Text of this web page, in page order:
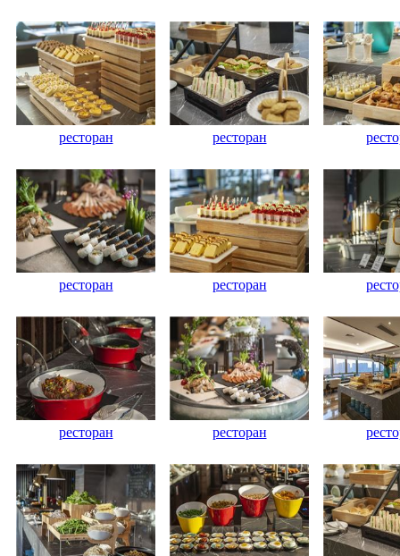
ресторан ресторан
ресторан ресторан
ресторан ресторан